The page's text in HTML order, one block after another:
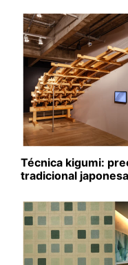
Técnica kigumi:
tradicional japonesa